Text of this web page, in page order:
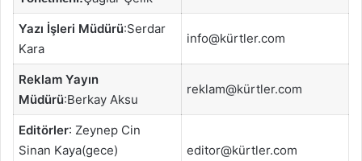
Yazı İşleri Müdürü:Serdar
Kara
info@kürtler.com
Reklam Yayın
Müdürü:Berkay Aksu
reklam@kürtler.com
Editörler: Zeynep Cin
Sinan Kaya(gece)
editor@kürtler.com